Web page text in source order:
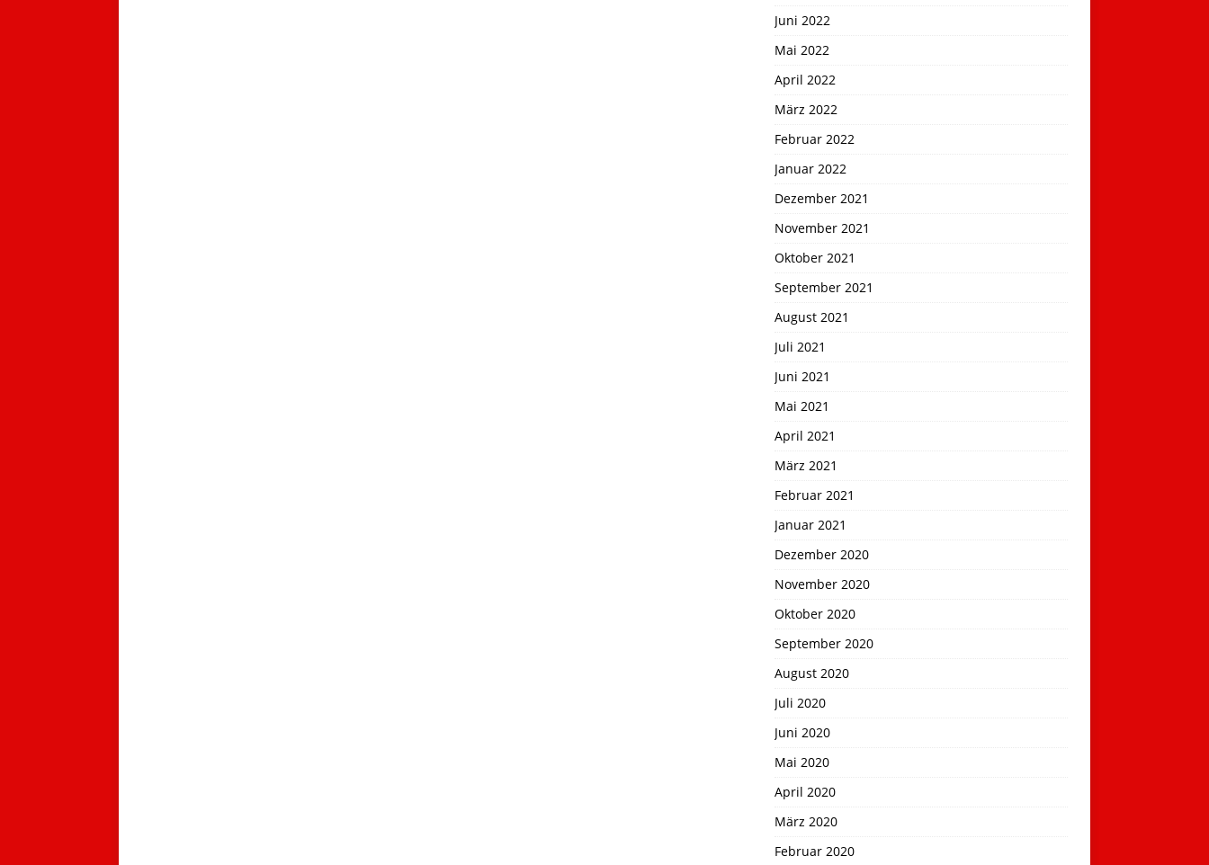
Juni 2022
Mai 2022
April 2022
März 2022
Februar 2022
Januar 2022
Dezember 2021
November 2021
Oktober 2021
September 2021
August 2021
Juli 2021
Juni 2021
Mai 2021
April 2021
März 2021
Februar 2021
Januar 2021
Dezember 2020
November 2020
Oktober 2020
September 2020
August 2020
Juli 2020
Juni 2020
Mai 2020
April 2020
März 2020
Februar 2020